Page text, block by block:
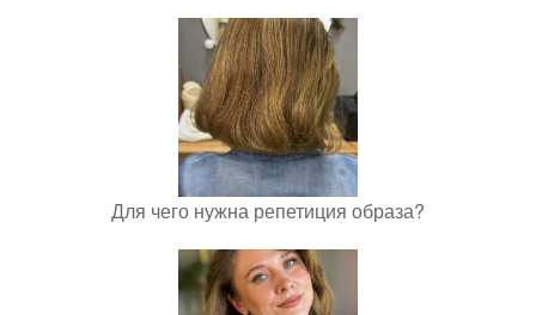
Для чего нужна репетиция образа?